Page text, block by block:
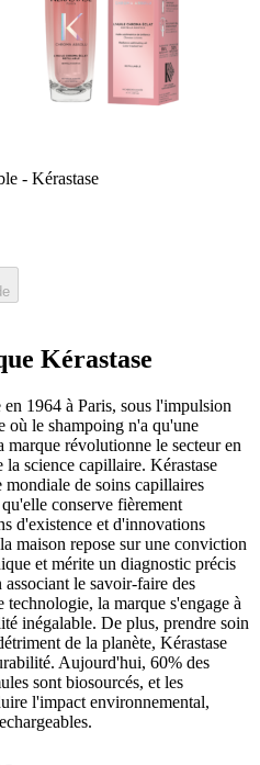
- Kérastase
Kérastase
1964 à Paris, sous l'impulsion
où le shampoing n'a qu'une
révolutionne le secteur en
science capillaire. Kérastase
de soins capillaires
conserve fièrement
d'existence et d'innovations
maison repose sur une conviction
et mérite un diagnostic précis
le savoir-faire des
la marque s'engage à
inégalable. De plus, prendre soin
de la planète, Kérastase
Aujourd'hui, 60% des
sont biosourcés, et les
l'impact environnemental,